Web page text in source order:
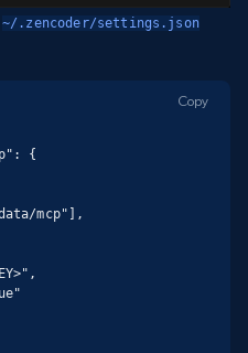
~/.zencoder/settings.json
Copy